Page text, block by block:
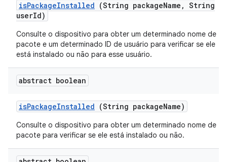
isPackageInstalled (String packageName , String
userId)
Consulte o dispositivo para obter um determinado nome de
pacote e um determinado ID de usuário para verificar se ele
está instalado ou não para esse usuário.
abstract boolean
isPackageInstalled (String packageName)
Consulte o dispositivo para obter um determinado nome de
pacote para verificar se ele está instalado ou não.